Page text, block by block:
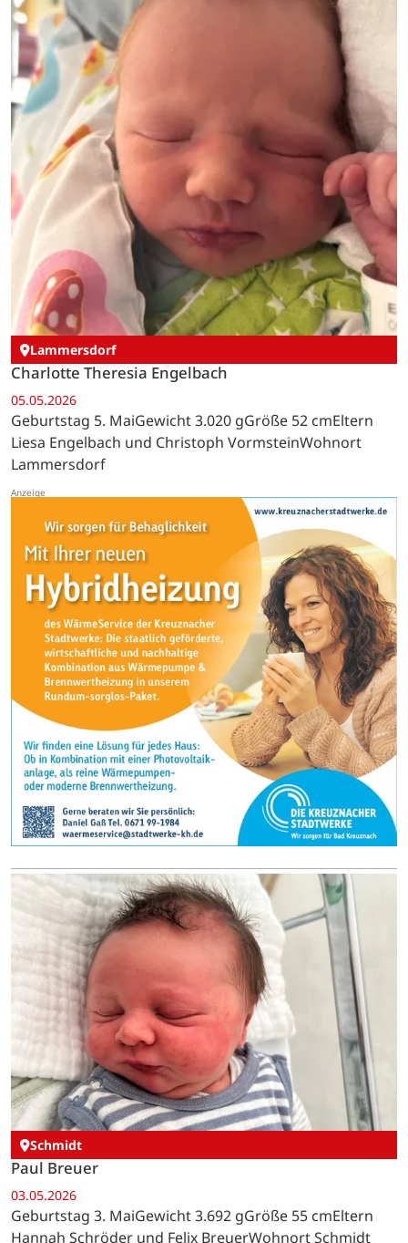
Lammersdorf
Charlotte Theresia Engelbach
05.05.2026
Geburtstag 5. MaiGewicht 3.020 gGröße 52 cmEltern
Liesa Engelbach und Christoph VormsteinWohnort
Lammersdorf
Schmidt
Paul Breuer
03.05.2026
Geburtstag 3. MaiGewicht 3.692 gGröße 55 cmEltern
Hannah Schröder und Felix BreuerWohnort Schmidt